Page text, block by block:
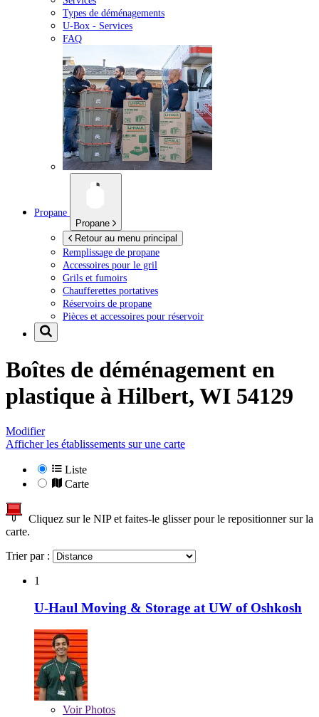
Types de déménagements
U-Box - Services
FAQ
Propane
Propane
Retour au menu principal
Remplissage de propane
Accessoires pour le gril
Grils et fumoirs
Chaufferettes portatives
Réservoirs de propane
Pièces et accessoires pour réservoir
Boîtes de déménagement en
plastique à Hilbert, WI 54129
Modifier
Afficher les établissements sur une carte
Liste
Carte
Cliquez sur le NIP et faites-le glisser pour le repositionner sur la
carte.
Trier par :
1
U-Haul Moving & Storage at UW of Oshkosh
VoirPhotos